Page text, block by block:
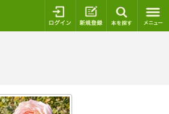
ログイン 新規登録